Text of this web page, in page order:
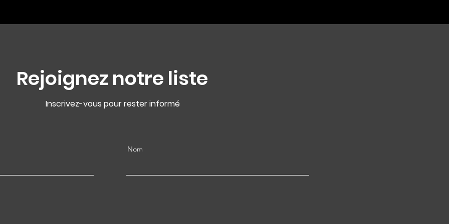
Rejoignez notre liste
Inscrivez-vous pour rester informé
Nom